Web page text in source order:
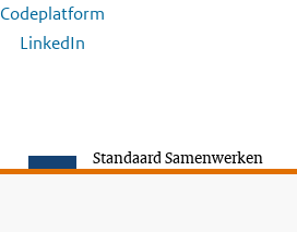
Codeplatform
LinkedIn
Standaard Samenwerken